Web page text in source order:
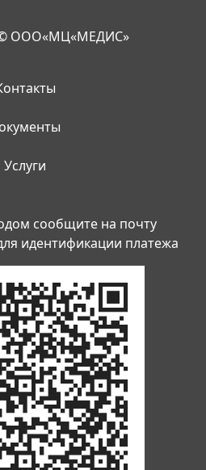
© ООО«МЦ«МЕДИС»
Услуги
сообщите на почту
идентификации платежа